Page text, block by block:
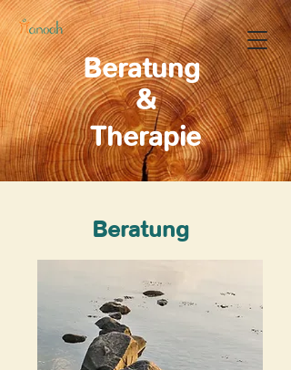
Beratung
&
Therapie
Beratung